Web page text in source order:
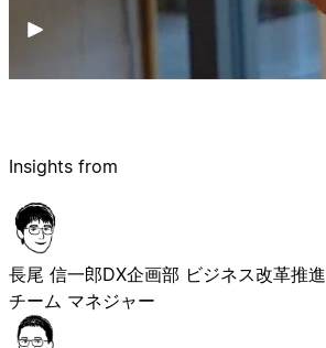
Insights from
長尾 信一郎DX企画部 ビジネス改革推進
チーム マネジャー